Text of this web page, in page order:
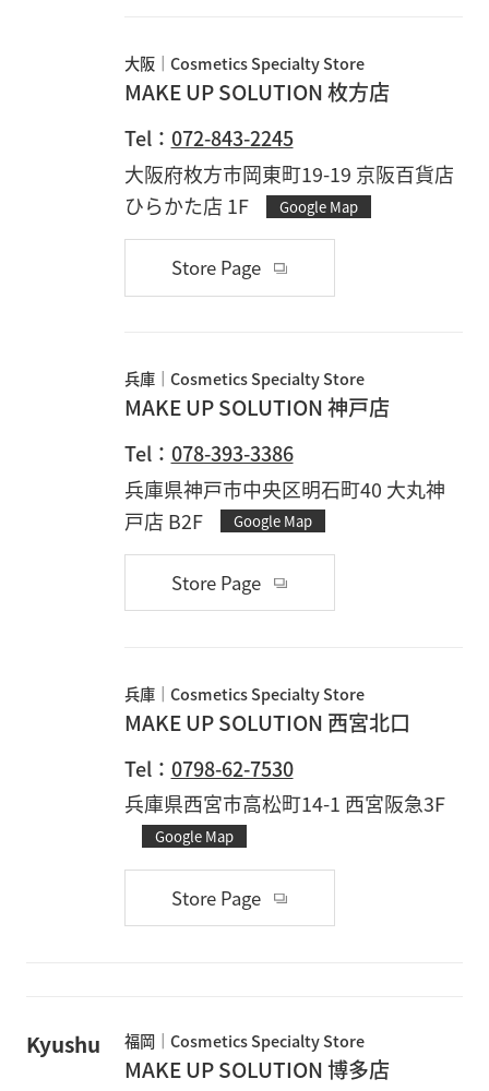
大阪 Cosmetics Specialty Store
MAKE UP SOLUTION 枚方店
Tel： 072-843-2245
大阪府枚方市岡東町19-19 京阪百貨店
ひらかた店 1F
Google Map
Store Page
兵庫 Cosmetics Specialty Store
MAKE UP SOLUTION 神戸店
Tel： 078-393-3386
兵庫県神戸市中央区明石町40 大丸神
戸店 B2F
Google Map
Store Page
兵庫 Cosmetics Specialty Store
MAKE UP SOLUTION 西宮北口
Tel： 0798-62-7530
兵庫県西宮市高松町14-1 西宮阪急3F
Google Map
Store Page
Kyushu 福岡 Cosmetics Specialty Store
MAKE UP SOLUTION 博多店